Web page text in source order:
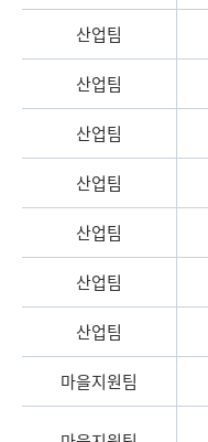
산업팀
산업팀
산업팀
산업팀
산업팀
산업팀
산업팀
마을지원팀